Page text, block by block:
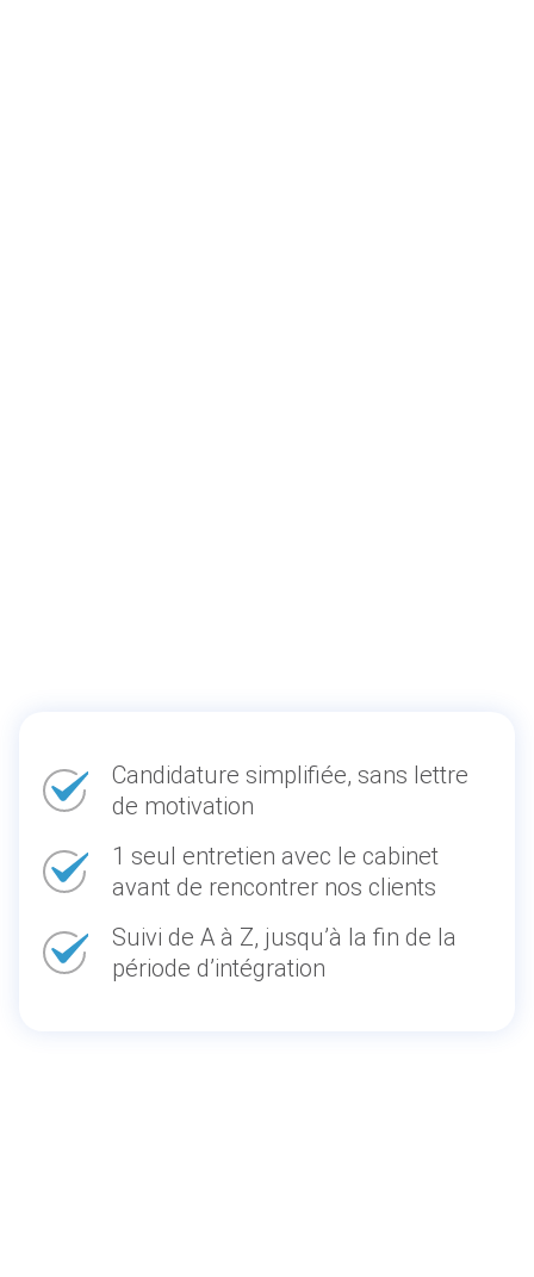
Candidature simplifiée, sans lettre
de motivation
1 seul entretien avec le cabinet
avant de rencontrer nos clients
Suivi de A à Z, jusqu’à la fin de la
période d’intégration